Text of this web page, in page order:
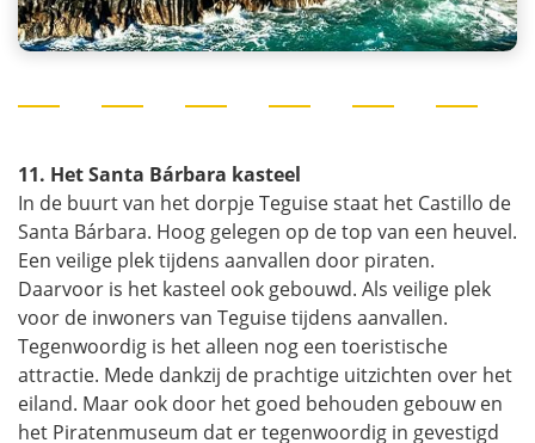
11. Het Santa Bárbara kasteel
In de buurt van het dorpje Teguise staat het Castillo de
Santa Bárbara. Hoog gelegen op de top van een heuvel.
Een veilige plek tijdens aanvallen door piraten.
Daarvoor is het kasteel ook gebouwd. Als veilige plek
voor de inwoners van Teguise tijdens aanvallen.
Tegenwoordig is het alleen nog een toeristische
attractie. Mede dankzij de prachtige uitzichten over het
eiland. Maar ook door het goed behouden gebouw en
het Piratenmuseum dat er tegenwoordig in gevestigd